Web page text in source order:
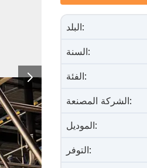
البلد:
السنة:
الفئة:
الشركة المصنعة:
الموديل:
التوفر: